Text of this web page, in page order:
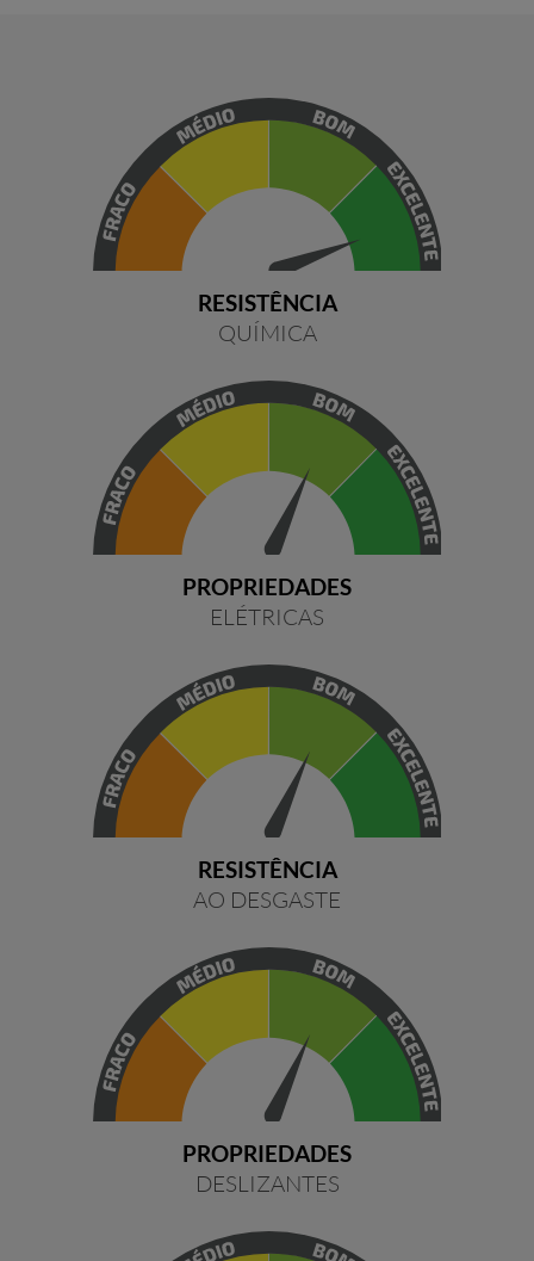
RESISTÊNCIA
QUÍMICA
PROPRIEDADES
ELÉTRICAS
RESISTÊNCIA
AO DESGASTE
PROPRIEDADES
DESLIZANTES